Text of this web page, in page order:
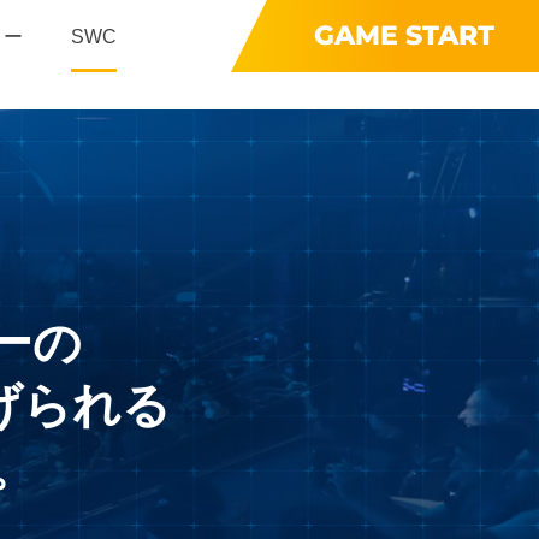
SWC GAME START
の
られる